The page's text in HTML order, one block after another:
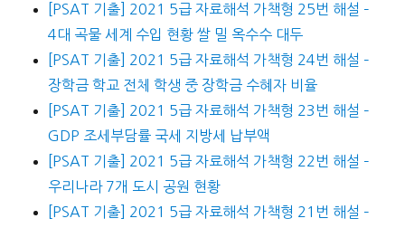
[PSAT 기출] 2021 5급 자료해석 가책형 25번 해설 –
4대 곡물 세계 수입 현황 쌀 밀 옥수수 대두
[PSAT 기출] 2021 5급 자료해석 가책형 24번 해설 –
장학금 학교 전체 학생 중 장학금 수혜자 비율
[PSAT 기출] 2021 5급 자료해석 가책형 23번 해설 –
GDP 조세부담률 국세 지방세 납부액
[PSAT 기출] 2021 5급 자료해석 가책형 22번 해설 –
우리나라 7개 도시 공원 현황
[PSAT 기출] 2021 5급 자료해석 가책형 21번 해설 –